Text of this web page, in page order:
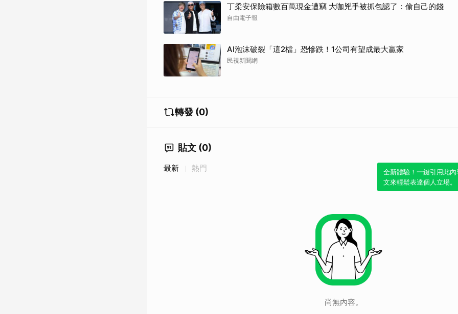
丁柔安保險箱數百萬現金遭竊 大咖兇手被抓包認了：偷自己的錢
自由電子報
AI泡沫破裂「這2檔」恐慘跌！1公司有望成最大贏家
民視新聞網
轉發 (0)
貼文 (0)
全新體驗！一鍵引用此
文來輕鬆表達個人立場。
最新 熱門
尚無內容。